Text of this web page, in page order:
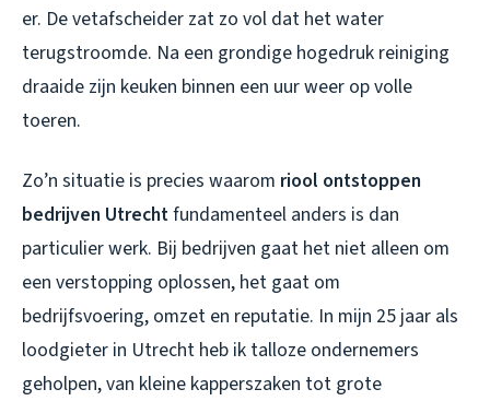
er. De vetafscheider zat zo vol dat het water
terugstroomde. Na een grondige hogedruk reiniging
draaide zijn keuken binnen een uur weer op volle
toeren.
Zo’n situatie is precies waarom riool ontstoppen
bedrijven Utrechtfundamenteel anders is dan
particulier werk. Bij bedrijven gaat het niet alleen om
een verstopping oplossen, het gaat om
bedrijfsvoering, omzet en reputatie. In mijn 25 jaar als
loodgieter in Utrecht heb ik talloze ondernemers
geholpen, van kleine kapperszaken tot grote